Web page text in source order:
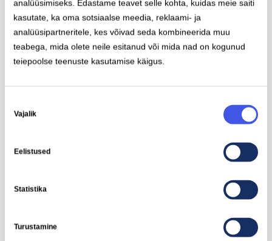
analüüsimiseks. Edastame teavet selle kohta, kuidas meie saiti
kasutate, ka oma sotsiaalse meedia, reklaami- ja
analüüsipartneritele, kes võivad seda kombineerida muu
teabega, mida olete neile esitanud või mida nad on kogunud
teiepoolse teenuste kasutamise käigus.
valik
Vajalik
Eelistused
Statistika
Turustamine
Ford Capri Extended Range AWD
77 kWh